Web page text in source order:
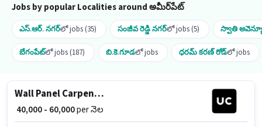
Jobs by popular Localities around అమీర్‌పేట్
ఎస్.ఆర్. నగర్లో jobs (35) సంజీవ రెడ్డి నగర్లో jobs (5) స్వాతి
బేగంపేట్లో jobs (187) బి.కె.గూడలో jobs ధరమ్ కరణ్ రోడ్లో jobs
Wall Panel Carpenter
₹ 40,000 - 60,000per నెల